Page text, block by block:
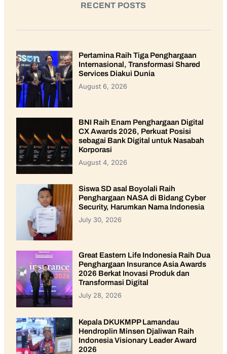
RECENT POSTS
Pertamina Raih Tiga Penghargaan
Internasional, Transformasi Shared
Services Diakui Dunia
August 6, 2026
BNI Raih Enam Penghargaan Digital
CX Awards 2026, Perkuat Posisi
sebagai Bank Digital untuk Nasabah
Korporasi
August 4, 2026
Siswa SD asal Boyolali Raih
Penghargaan NASA di Bidang Cyber
Security, Harumkan Nama Indonesia
July 30, 2026
Great Eastern Life Indonesia Raih Dua
Penghargaan Insurance Asia Awards
2026 Berkat Inovasi Produk dan
Transformasi Digital
July 28, 2026
Kepala DKUKMPP Lamandau
Hendroplin Minsen Djaliwan Raih
Indonesia Visionary Leader Award
2026